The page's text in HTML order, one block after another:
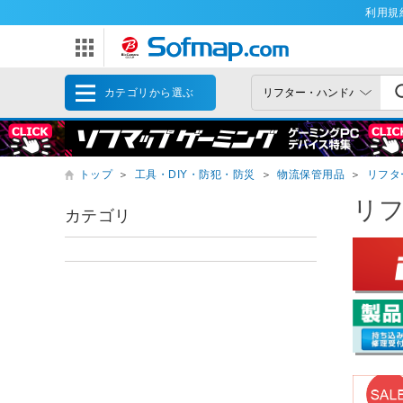
利用規
カテゴリから選ぶ
トップ ＞ 工具・DIY・防犯・防災 ＞ 物流保管用品 ＞ リフ
リ
カテゴリ